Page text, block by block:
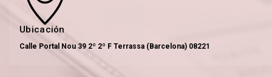
Ubicación
Calle Portal Nou 39 2º 2º F Terrassa (Barcelona) 08221